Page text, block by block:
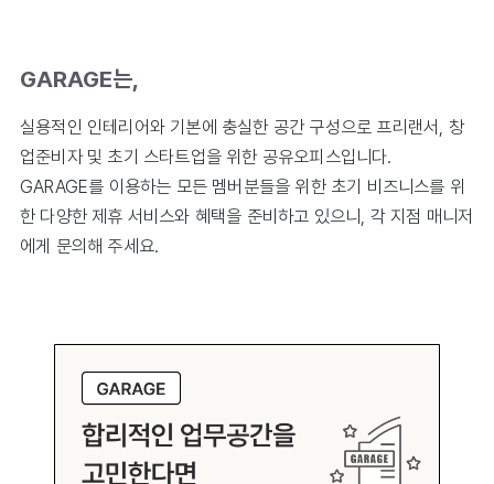
GARAGE는,
실용적인 인테리어와 기본에 충실한 공간 구성으로 프리랜서, 창
업준비자 및 초기 스타트업을 위한 공유오피스입니다.
GARAGE를 이용하는 모든 멤버분들을 위한 초기 비즈니스를 위
한 다양한 제휴 서비스와 혜택을 준비하고 있으니, 각 지점 매니저
에게 문의해 주세요.